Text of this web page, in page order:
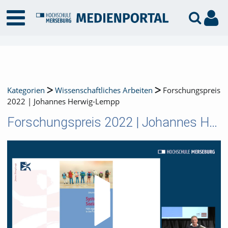
Kategorien Wissenschaftliches Arbeiten
Forschungspreis
2022 | Johannes Herwig-Lempp
Forschungspreis 2022 | Johannes Herwig-Lempp